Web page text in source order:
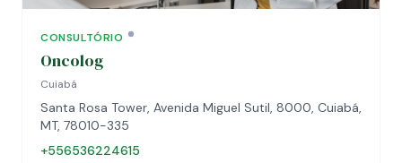
CONSULTÓRIO
Oncolog
Cuiabá
Santa Rosa Tower, Avenida Miguel Sutil, 8000, Cuiabá,
MT, 78010-335
+556536224615